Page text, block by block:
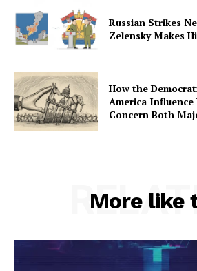
Russian Strikes
Zelensky Makes
How the
America Influence
Concern Both
More like